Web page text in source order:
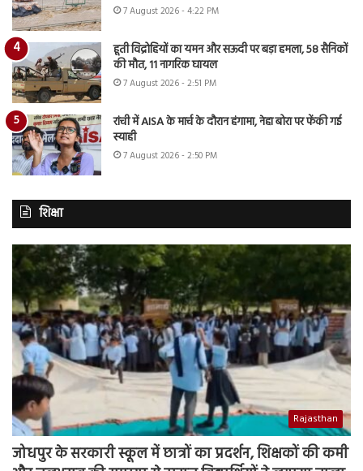
7 August 2026 - 4:22 PM
हूती विद्रोहियों का यमन और सऊदी पर बड़ा हमला, 58 सैनिकों
की मौत, 11 नागरिक घायल
7 August 2026 - 2:51 PM
रांची में AISA के मार्च के दौरान हंगामा, नेहा बोरा पर फेंकी गई
स्याही
7 August 2026 - 2:50 PM
शिक्षा
Rajasthan
जोधपुर के सरकारी स्कूल में छात्रों का प्रदर्शन, शिक्षकों की कमी